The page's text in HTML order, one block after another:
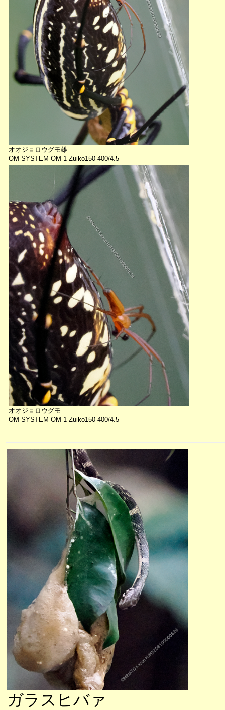
オオジョロウグモ雄
OM SYSTEM OM-1 Zuiko150-400/4.5
オオジョロウグモ
OM SYSTEM OM-1 Zuiko150-400/4.5
ガラスヒバァ